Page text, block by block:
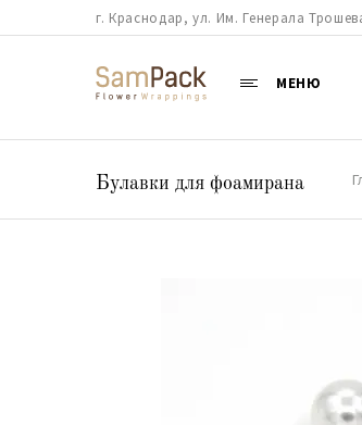
г. Краснодар, ул. Им. Генерала
МЕНЮ
Булавки для фоамирана